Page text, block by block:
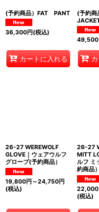
(予約商品）FAT PANT
36,300円(税込)
カートに入れる
(予約商
49,500
26-27 WEREWOLF
GLOVE｜ウェアウルフ
グローブ(予約商品）
19,800円 ～24,750円
(税込)
26-27
MITT
ルフ
約商品）
22,000
(税込)